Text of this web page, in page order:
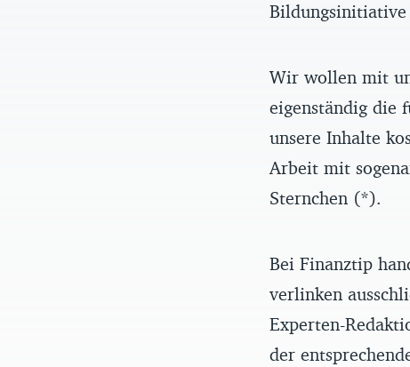
Bildungsinitiative
Wir wollen mit
eigenständig die
unsere Inhalte
Arbeit mit
Sternchen (*).
Bei Finanztip
verlinken
Experten-
der